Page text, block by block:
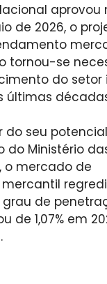
de 2026, o
tornou-se
do setor
últimas
do seu
Ministério
o mercado de
grau de
de 1,07% em